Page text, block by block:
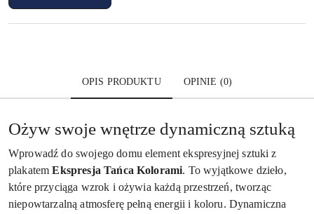
OPIS PRODUKTU OPINIE (0)
Ożyw swoje wnętrze dynamiczną sztuką
Wprowadź do swojego domu element ekspresyjnej sztuki z
plakatemEkspresja Tańca Kolorami. To wyjątkowe dzieło,
które przyciąga wzrok i ożywia każdą przestrzeń, tworząc
niepowtarzalną atmosferę pełną energii i koloru. Dynamiczna